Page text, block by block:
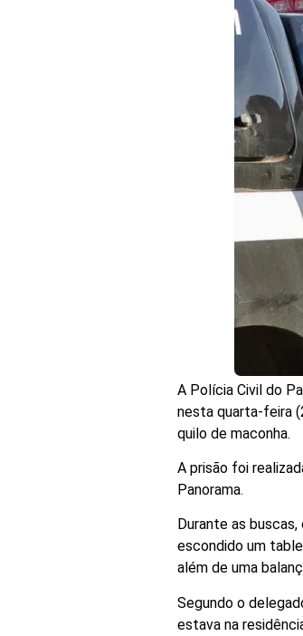
A Polícia Civil do
nesta quarta-feira
quilo de maconha.
A prisão foi
Panorama.
Durante as
escondido um
além de uma
Segundo o
estava na